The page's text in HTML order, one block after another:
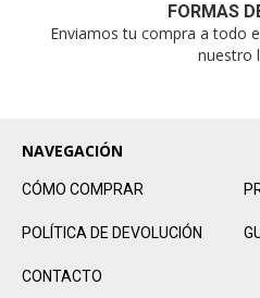
FORMAS
Enviamos tu compra a todo
nuestro
NAVEGACIÓN
CÓMO COMPRAR
POLÍTICA DE DEVOLUCIÓN
CONTACTO